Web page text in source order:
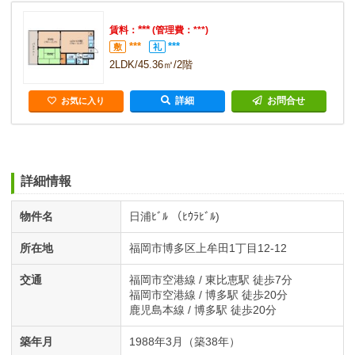
賃料： ***(管理費：***)
敷 *** 礼
***
2LDK/45.36㎡/2階
お気に入り 詳細 お問合せ
詳細情報
物件名 日浦ﾋﾞﾙ （ﾋｳﾗﾋﾞﾙ)
所在地 福岡市博多区上牟田1丁目12-12
交通
福岡市空港線 / 東比恵駅 徒歩7分
福岡市空港線 / 博多駅 徒歩20分
鹿児島本線 / 博多駅 徒歩20分
築年月 1988年3月（築38年）